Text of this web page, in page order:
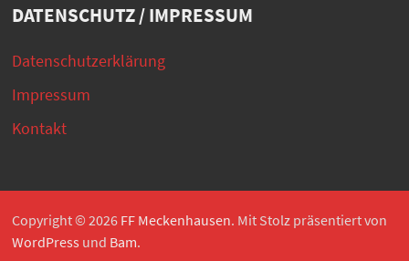
DATENSCHUTZ / IMPRESSUM
Datenschutzerklärung
Impressum
Kontakt
Copyright © 2026 FF Meckenhausen. Mit Stolz präsentiert von
WordPress und Bam.